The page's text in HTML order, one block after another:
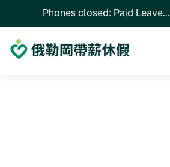
Phones closed: Paid Leave...